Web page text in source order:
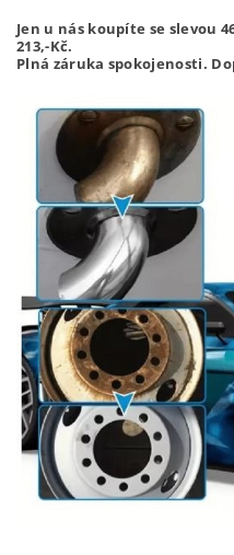
Jen u nás koupíte se slevou
213,-Kč.
Plná záruka spokojenosti.